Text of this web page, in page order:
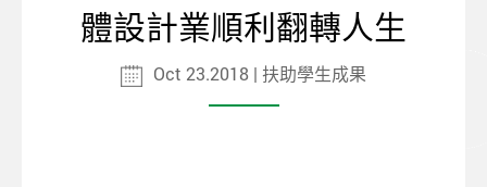
體設計業順利翻轉人生
Oct 23.2018 | 扶助學生成果